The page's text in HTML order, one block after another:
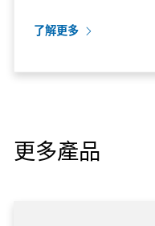
了解更多
更多產品